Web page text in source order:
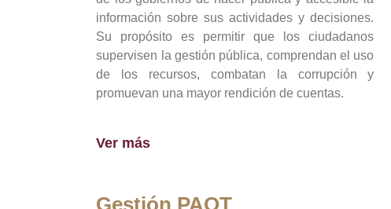
información sobre sus actividades y decisiones.
Su propósito es permitir que los ciudadanos
supervisen la gestión pública, comprendan el uso
de los recursos, combatan la corrupción y
promuevan una mayor rendición de cuentas.
Ver más
Gestión PAOT